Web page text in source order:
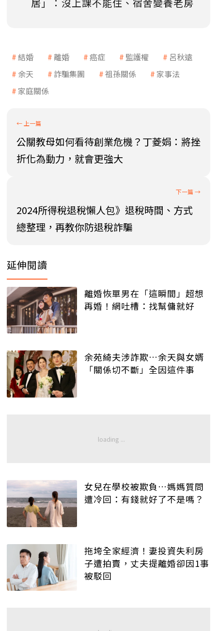
結婚 離婚 癌症 監護權
呂秋遠
余天
詐騙集團 祖孫關係
家事法
家庭關係
公關教母如何看待創業危機？丁菱娟：將挫
折化為動力，就會更強大
2024所得稅退稅懶人包》退稅時間、方式
總整理，再教你防退稅詐騙
延伸閱讀
離婚恢單男在「這瞬間」超想
再婚！網吐槽：找幫傭就好
余苑綺夫涉詐欺…余天與女婿
「關係切不斷」全因這件事
女兒在學校被欺負…媽媽質問
遭冷回：有錢就好了不是嗎？
拖垮全家經濟！妻投資失利房
子遭拍賣，丈夫提離婚卻因1事
被駁回